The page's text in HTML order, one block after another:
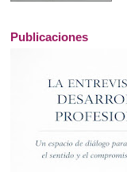
Publicaciones